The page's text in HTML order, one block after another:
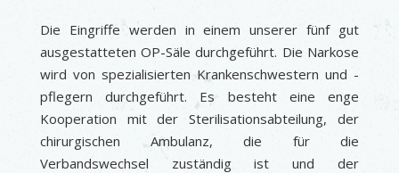
Die Eingriffe werden in einem unserer fünf gut
ausgestatteten OP-Säle durchgeführt. Die Narkose
wird von spezialisierten Krankenschwestern und -
pflegern durchgeführt. Es besteht eine enge
Kooperation mit der Sterilisationsabteilung, der
chirurgischen Ambulanz, die für die
Verbandswechsel zuständig ist und der